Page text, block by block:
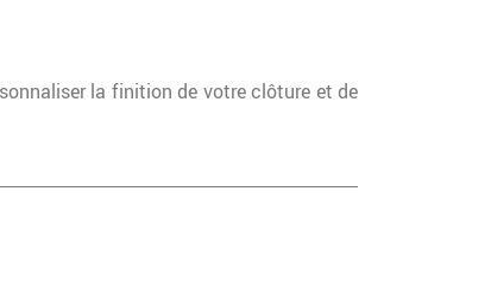
la finition de votre clôture et de